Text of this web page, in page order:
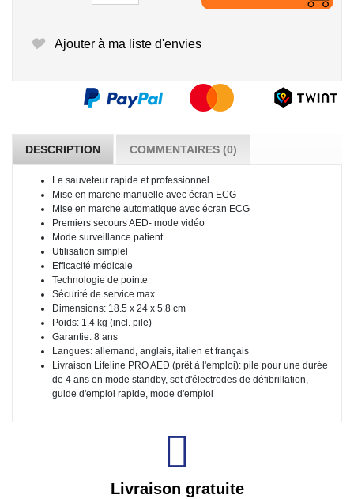
Ajouter à ma liste d'envies
DESCRIPTION COMMENTAIRES (0)
Le sauveteur rapide et professionnel
Mise en marche manuelle avec écran ECG
Mise en marche automatique avec écran ECG
Premiers secours AED- mode vidéo
Mode surveillance patient
Utilisation simplel
Efficacité médicale
Technologie de pointe
Sécurité de service max.
Dimensions: 18.5 x 24 x 5.8 cm
Poids: 1.4 kg (incl. pile)
Garantie: 8 ans
Langues: allemand, anglais, italien et français
Livraison Lifeline PRO AED (prêt à l'emploi): pile pour une durée
de 4 ans en mode standby, set d'électrodes de défibrillation,
guide d'emploi rapide, mode d'emploi
Livraison gratuite